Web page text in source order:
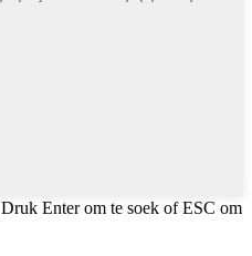
Druk Enter om te soek of ESC om